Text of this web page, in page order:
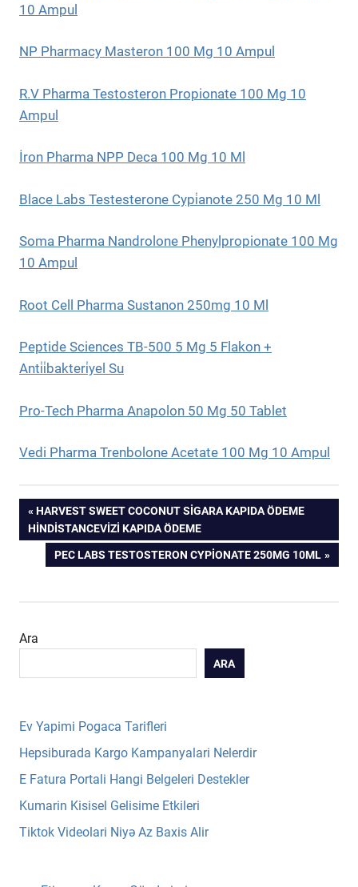
10 Ampul
NP Pharmacy Masteron 100 Mg 10 Ampul
R.V Pharma Testosteron Propionate 100 Mg 10
Ampul
İron Pharma NPP Deca 100 Mg 10 Ml
Blace Labs Testesterone Cypi̇anote 250 Mg 10 Ml
Soma Pharma Nandrolone Phenylpropionate 100 Mg
10 Ampul
Root Cell Pharma Sustanon 250mg 10 Ml
Peptide Sciences TB-500 5 Mg 5 Flakon +
Anti̇i̇bakteri̇yel Su
Pro-Tech Pharma Anapolon 50 Mg 50 Tablet
Vedi Pharma Trenbolone Acetate 100 Mg 10 Ampul
Yazı
gezinmesi
PREVIOUS
POST:
HARVEST SWEET COCONUT SIGARA KAPIDA ÖDEME
HINDISTANCEVIZI KAPIDA ÖDEME
NEXT
PEC LABS TESTOSTERON CYPİONATE 250MG 10ML
Ara
ARA
Ev Yapimi Pogaca Tarifleri
Hepsiburada Kargo Kampanyalari Nelerdir
E Fatura Portali Hangi Belgeleri Destekler
Kumarin Kisisel Gelisime Etkileri
Tiktok Videolari Niyə Az Baxis Alir